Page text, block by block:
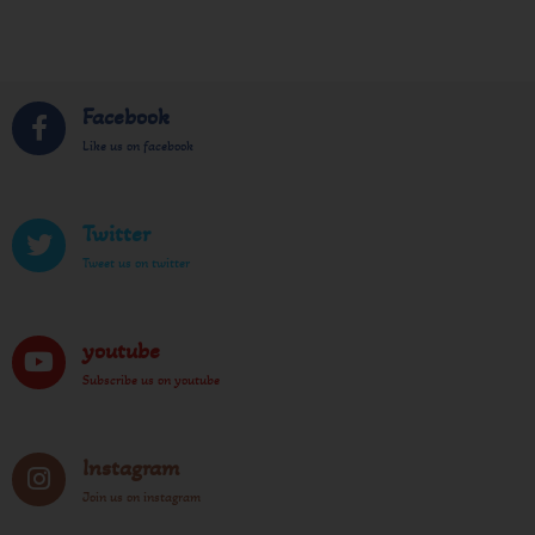
Facebook
Like us on facebook
Twitter
Tweet us on twitter
youtube
Subscribe us on youtube
Instagram
Join us on instagram